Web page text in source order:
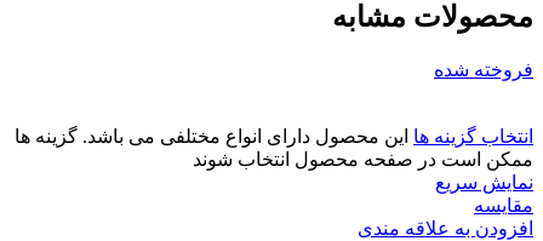
محصولات مشابه
فروخته شده
انتخاب گزینه ها این محصول دارای انواع مختلفی می باشد. گزینه ها
ممکن است در صفحه محصول انتخاب شوند
نمایش سریع
مقايسه
افزودن به علاقه مندی